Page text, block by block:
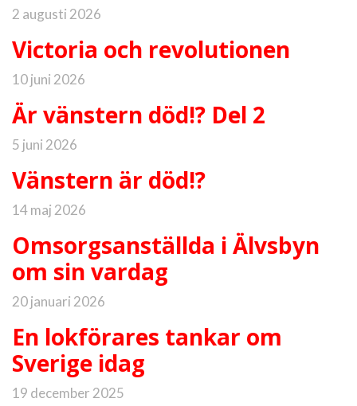
2 augusti 2026
Victoria och revolutionen
10 juni 2026
Är vänstern död!? Del 2
5 juni 2026
Vänstern är död!?
14 maj 2026
Omsorgsanställda i Älvsbyn
om sin vardag
20 januari 2026
En lokförares tankar om
Sverige idag
19 december 2025